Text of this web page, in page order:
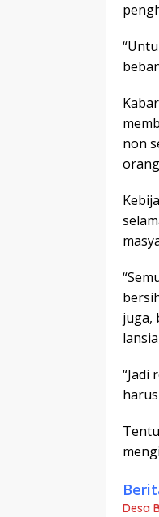
non
juga,
“Jadi
Desa